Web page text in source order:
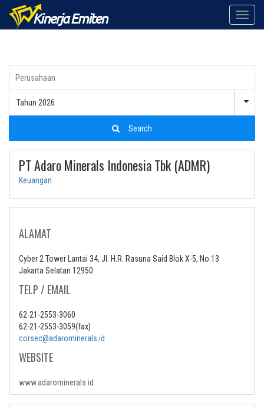
Toggle
Tahun 2026
Search
PT Adaro Minerals Indonesia Tbk (ADMR)
Keuangan
ALAMAT
Cyber 2 Tower Lantai 34, Jl. H.R. Rasuna Said Blok X-5, No.13
Jakarta Selatan 12950
TELP / EMAIL
62-21-2553-3060
62-21-2553-3059(fax)
corsec@adarominerals.id
WEBSITE
www.adarominerals.id